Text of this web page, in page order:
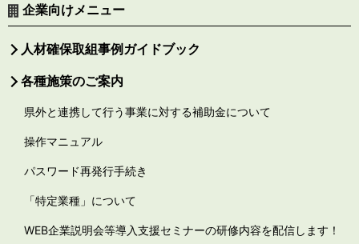
企業向けメニュー
人材確保取組事例ガイドブック
各種施策のご案内
県外と連携して行う事業に対する補助金について
操作マニュアル
パスワード再発行手続き
「特定業種」について
WEB企業説明会等導入支援セミナーの研修内容を配信します！